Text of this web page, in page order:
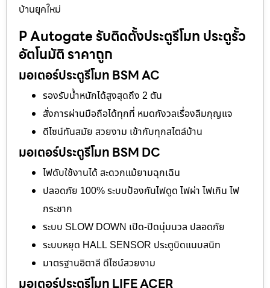
บ้านยุคใหม่
P Autogate รับติดตั้งประตูรีโมท ประตูรั้ว
อัตโนมัติ ราคาถูก
มอเตอร์ประตูรีโมท BSM AC
รองรับน้ำหนักได้สูงสุดถึง 2 ตัน
สั่งการผ่านมือถือได้ทุกที่ หมดกังวลเรื่องลืมกุญแจ
ดีไซน์ทันสมัย สวยงาม เข้ากับทุกสไตล์บ้าน
มอเตอร์ประตูรีโมท BSM DC
ไฟดับใช้งานได้ สะดวกแม้ยามฉุกเฉิน
ปลอดภัย 100% ระบบป้องกันไฟดูด ไฟผ่า ไฟเกิน ไฟ
กระชาก
ระบบ SLOW DOWN เปิด-ปิดนุ่มนวล ปลอดภัย
ระบบหยุด HALL SENSOR ประตูบิดแนบสนิท
มาตรฐานอิตาลี ดีไซน์สวยงาม
มอเตอร์ประตูรีโมท LIFE ACER